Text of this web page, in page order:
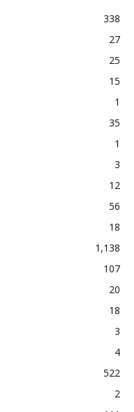
338
27
25
15
1
35
1
3
12
56
18
1,138
107
20
18
3
4
522
2